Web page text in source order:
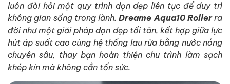
luôn đòi hỏi một quy trình dọn dẹp liên tục để duy trì
không gian sống trong lành.Dreame Aqua10 Rollerra
đời như một giải pháp dọn dẹp tối tân, kết hợp giữa lực
hút áp suất cao cùng hệ thống lau rửa bằng nước nóng
chuyên sâu, thay bạn hoàn thiện chu trình làm sạch
khép kín mà không cần tốn sức.